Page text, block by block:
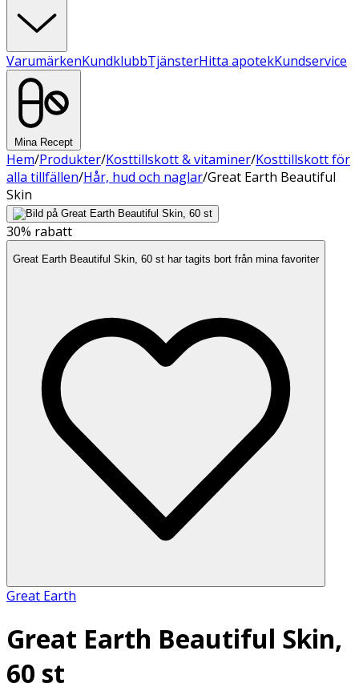
VarumärkenKundklubbTjänsterHitta apotekKundservice
Mina Recept
Hem/Produkter/Kosttillskott & vitaminer/Kosttillskott för
alla tillfällen/Hår, hud och naglar/Great Earth Beautiful
Skin
30% rabatt
Great Earth Beautiful Skin, 60 st har tagits bort från mina favoriter
Great Earth
Great Earth Beautiful Skin,
60 st